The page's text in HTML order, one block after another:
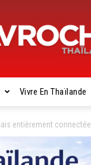
Gavroche
Vivre En Thaïlande
entièrement connectée